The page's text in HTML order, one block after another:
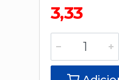
3,33